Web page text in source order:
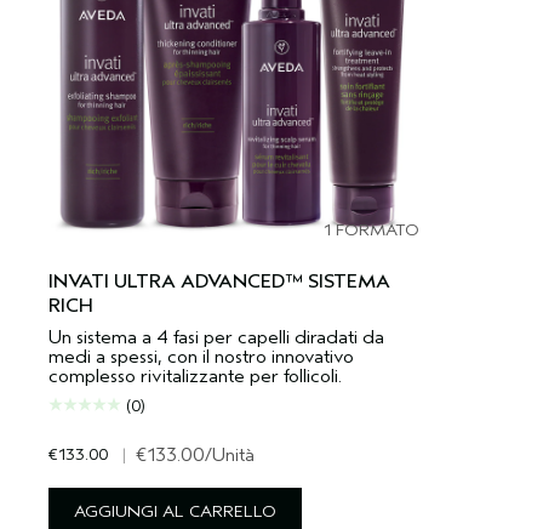
1 FORMATO
INVATI ULTRA ADVANCED™ SISTEMA
RICH
Un sistema a 4 fasi per capelli diradati da
medi a spessi, con il nostro innovativo
complesso rivitalizzante per follicoli.
(0)
€133.00 | €133.00/Unità
AGGIUNGI AL CARRELLO